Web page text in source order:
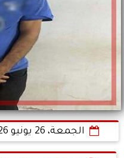
الجمعة، 26 يونيو 2026